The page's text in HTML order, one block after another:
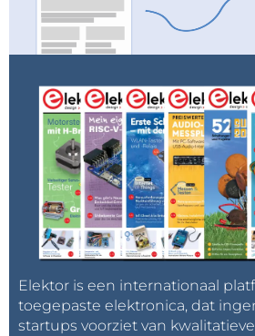
Elektor is een internationaal
toegepaste elektronica, dat
startups voorziet van